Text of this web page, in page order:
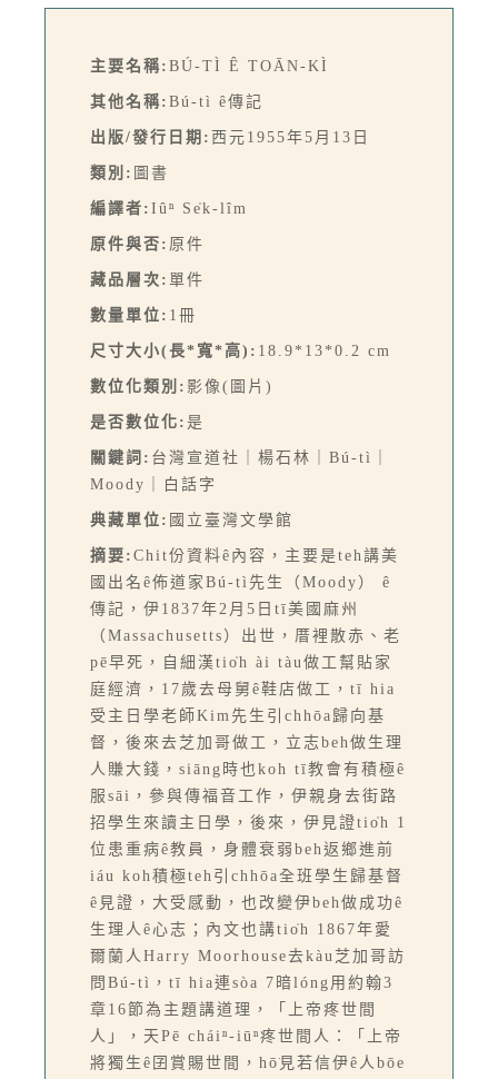
主要名稱: BÚ-TÌ Ê TOĀN-KÌ
其他名稱: Bú-tì ê傳記
出版/發行日期: 西元1955年5月13日
類別: 圖書
編譯者: Iûⁿ Se̍k-lîm
原件與否: 原件
藏品層次: 單件
數量單位: 1冊
尺寸大小(長*寬*高): 18.9*13*0.2 cm
數位化類別: 影像(圖片)
是否數位化: 是
關鍵詞: 台灣宣道社｜楊石林｜Bú-tì｜
Moody｜白話字
典藏單位: 國立臺灣文學館
摘要: Chit份資料ê內容，主要是teh講美
國出名ê佈道家Bú-tì先生（Moody） ê
傳記，伊1837年2月5日tī美國麻州
（Massachusetts）出世，厝裡散赤、老
pē早死，自細漢tio̍h ài tàu做工幫貼家
庭經濟，17歲去母舅ê鞋店做工，tī hia
受主日學老師Kim先生引chhōa歸向基
督，後來去芝加哥做工，立志beh做生理
人賺大錢，siāng時也koh tī教會有積極ê
服sāi，參與傳福音工作，伊親身去街路
招學生來讀主日學，後來，伊見證tio̍h 1
位患重病ê教員，身體衰弱beh返鄉進前
iáu koh積極teh引chhōa全班學生歸基督
ê見證，大受感動，也改變伊beh做成功ê
生理人ê心志；內文也講tio̍h 1867年愛
爾蘭人Harry Moorhouse去kàu芝加哥訪
問Bú-tì，tī hia連sòa 7暗lóng用約翰3
章16節為主題講道理，「上帝疼世間
人」，天Pē cháiⁿ-iūⁿ疼世間人：「上帝
將獨生ê囝賞賜世間，hō͘見若信伊ê人bōe